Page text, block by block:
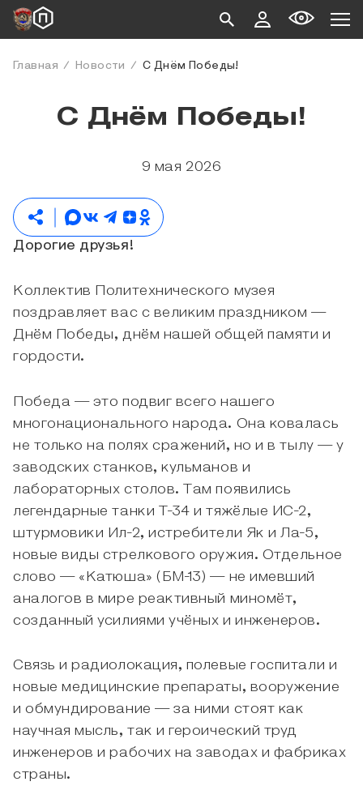
Главная Новости С Днём Победы!
С Днём Победы!
9 мая 2026
Дорогие друзья!
Коллектив Политехнического музея
поздравляет вас с великим праздником —
Днём Победы, днём нашей общей памяти и
гордости.
Победа — это подвиг всего нашего
многонационального народа. Она ковалась
не только на полях сражений, но и в тылу — у
заводских станков, кульманов и
лабораторных столов. Там появились
легендарные танки Т-34 и тяжёлые ИС-2,
штурмовики Ил-2, истребители Як и Ла-5,
новые виды стрелкового оружия. Отдельное
слово — «Катюша» (БМ-13) — не имевший
аналогов в мире реактивный миномёт,
созданный усилиями учёных и инженеров.
Связь и радиолокация, полевые госпитали и
новые медицинские препараты, вооружение
и обмундирование — за ними стоят как
научная мысль, так и героический труд
инженеров и рабочих на заводах и фабриках
страны.